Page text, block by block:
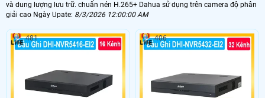
và dung lượng lưu trữ. chuẩn nén H.265+ Dahua sử dụng trên camera độ phân
giải cao Ngày Upate: 8/3/2026 12:00:00 AM
481 406